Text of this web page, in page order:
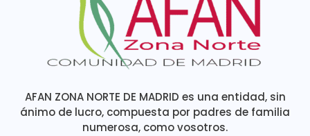
AFAN ZONA NORTE DE MADRID es una entidad, sin
ánimo de lucro, compuesta por padres de familia
numerosa, como vosotros.